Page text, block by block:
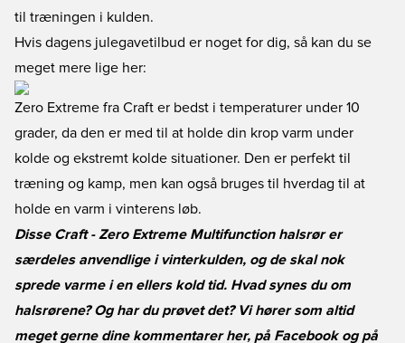
til træningen i kulden.
Hvis dagens julegavetilbud er noget for dig, så kan du se
meget mere lige her:
Zero Extreme fra Craft er bedst i temperaturer under 10
grader, da den er med til at holde din krop varm under
kolde og ekstremt kolde situationer. Den er perfekt til
træning og kamp, men kan også bruges til hverdag til at
holde en varm i vinterens løb.
Disse Craft - Zero Extreme Multifunction halsrør er
særdeles anvendlige i vinterkulden, og de skal nok
sprede varme i en ellers kold tid. Hvad synes du om
halsrørene? Og har du prøvet det? Vi hører som altid
meget gerne dine kommentarer her, på Facebookog på